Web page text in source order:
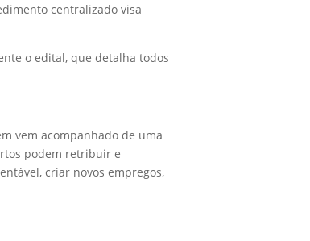
centralizado visa
o edital, que detalha todos
vem acompanhado de uma
podem retribuir e
criar novos empregos,